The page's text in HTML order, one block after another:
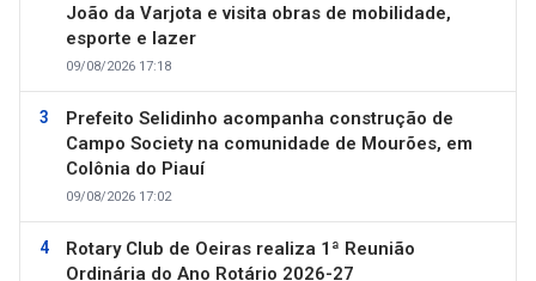
João da Varjota e visita obras de mobilidade,
esporte e lazer
09/08/2026 17:18
Prefeito Selidinho acompanha construção de
Campo Society na comunidade de Mourões, em
Colônia do Piauí
09/08/2026 17:02
Rotary Club de Oeiras realiza 1ª Reunião
Ordinária do Ano Rotário 2026-27